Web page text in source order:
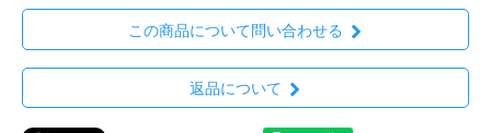
この商品について問い合わせる
返品について